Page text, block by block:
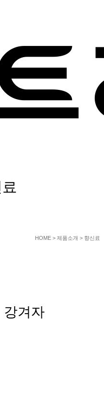
HOME > 제품소개 > 향신료
강겨자